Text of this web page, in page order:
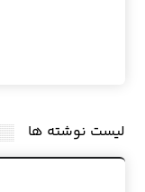
لیست نوشته ها